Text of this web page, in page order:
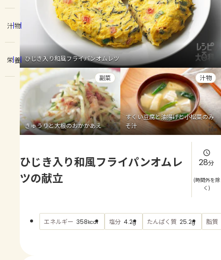
コンテンツ
レシピ
トーク
よくあるお問い合わせ
お買い物
AJINOMOTO PARK とは
ピーマン
みょうが ゴーヤ
汁物
栄養 ひじき入り和風フライパンオムレツ
きゅうりと大根のおかかあえ
副菜
すくい豆腐と油揚げと小松菜のみ
そ汁
汁物
ひじき入り和風フライパンオムレ
ツの献立
28分
(時間外を除
く)
エネルギー 358kcal 塩分 4.2g たんぱく質 25.2g 脂質